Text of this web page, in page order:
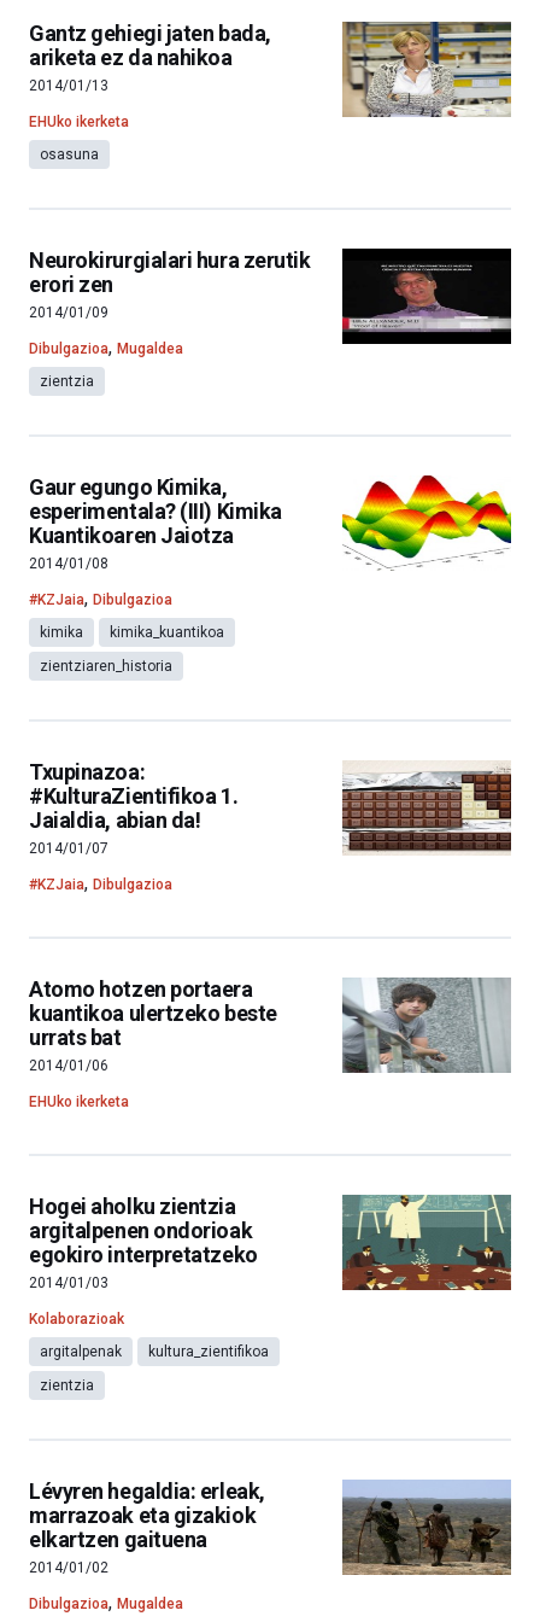
Gantz gehiegi jaten bada,
ariketa ez da nahikoa
2014/01/13
EHUko ikerketa
osasuna
Neurokirurgialari hura zerutik
erori zen
2014/01/09
Dibulgazioa, Mugaldea
zientzia
Gaur egungo Kimika,
esperimentala? (III) Kimika
Kuantikoaren Jaiotza
2014/01/08
#KZJaia, Dibulgazioa
kimika
kimika_kuantikoa
zientziaren_historia
Txupinazoa:
#KulturaZientifikoa 1.
Jaialdia, abian da!
2014/01/07
#KZJaia, Dibulgazioa
Atomo hotzen portaera
kuantikoa ulertzeko beste
urrats bat
2014/01/06
EHUko ikerketa
Hogei aholku zientzia
argitalpenen ondorioak
egokiro interpretatzeko
2014/01/03
Kolaborazioak
argitalpenak
kultura_zientifikoa
zientzia
Lévyren hegaldia: erleak,
marrazoak eta gizakiok
elkartzen gaituena
2014/01/02
Dibulgazioa, Mugaldea